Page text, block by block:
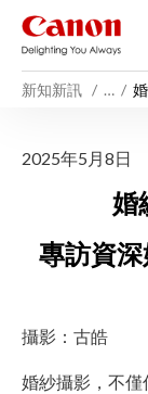
新知新訊 …
婚紗攝
2025年5月8日
婚
專訪資
攝影：古皓
婚紗攝影，不